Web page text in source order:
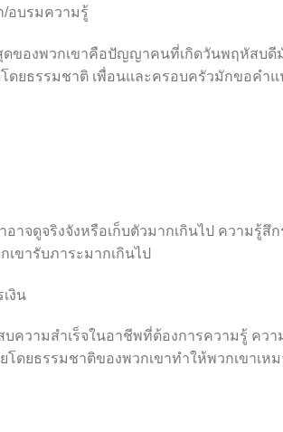
/อบรมความรู้
ของพวกเขาคือปัญญาคนที่เกิดวันพฤหัสบดี
ดยธรรมชาติ เพื่อนและครอบครัวมักขอคำแ
อาจดูจริงจังหรือเก็บตัวมากเกินไป ความรู้สึ
ขารับภาระมากเกินไป
งิน
ความสำเร็จในอาชีพที่ต้องการความรู้ คว
ดยธรรมชาติของพวกเขาทำให้พวกเขาเห